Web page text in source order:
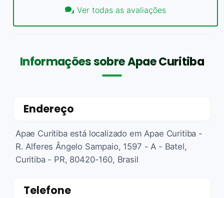
Ver todas as avaliações
Informações sobre Apae Curitiba
Endereço
Apae Curitiba está localizado em Apae Curitiba -
R. Alferes Ângelo Sampaio, 1597 - A - Batel,
Curitiba - PR, 80420-160, Brasil
Telefone